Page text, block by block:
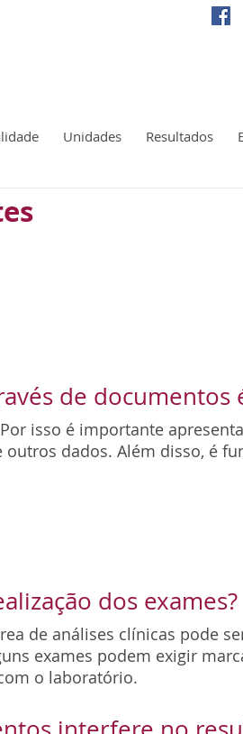
Unidades Resultados
de documentos
isso é importante
dados. Além disso, é
dos exames?
de análises clínicas pode
exames podem exigir
o laboratório.